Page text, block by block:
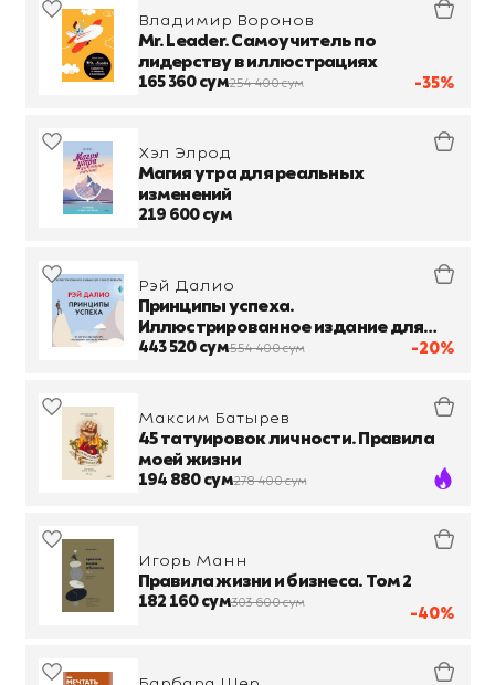
-35%
Владимир Воронов
Mr. Leader. Самоучитель по
лидерству в иллюстрациях
165 360 сум254 400 сум
Хэл Элрод
Магия утра для реальных
изменений
219 600 сум
-20%
Рэй Далио
Принципы успеха.
Иллюстрированное издание для
любого возраста
443 520 сум554 400 сум
Максим Батырев
45 татуировок личности. Правила
моей жизни
194 880 сум278 400 сум
-40%
Игорь Манн
Правила жизни и бизнеса. Том 2
182 160 сум303 600 сум